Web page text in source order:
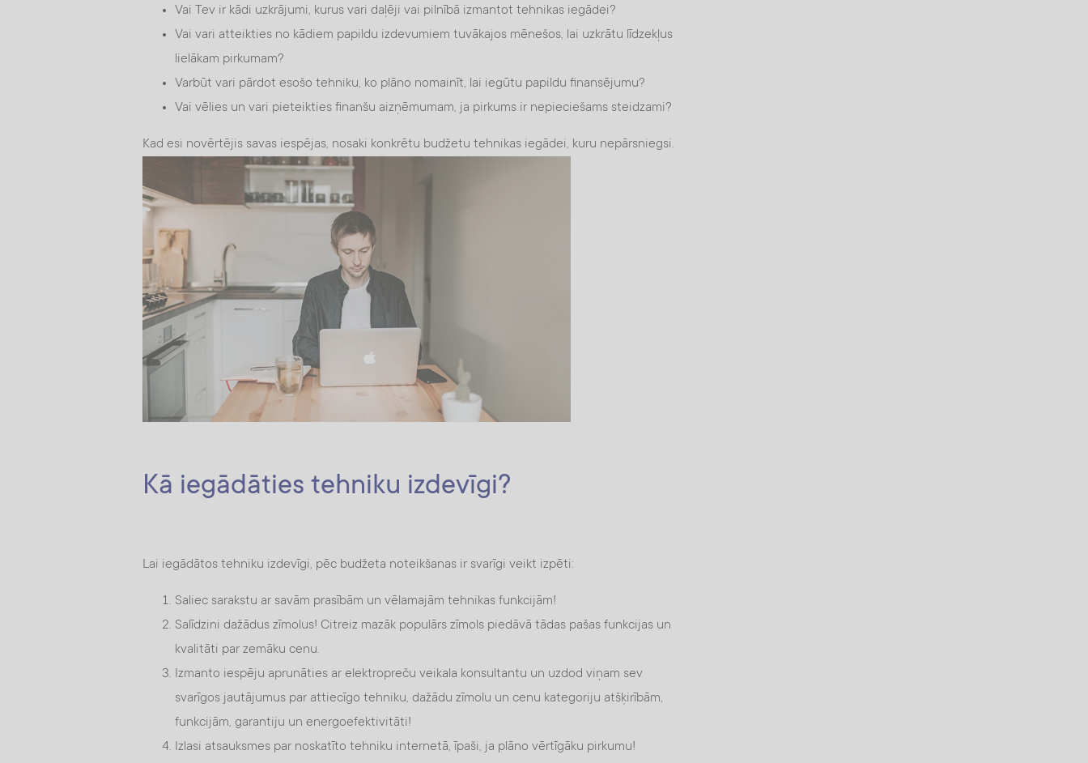
Vai Tev ir kādi uzkrājumi, kurus vari daļēji vai pilnībā izmantot tehnikas iegādei?
Vai vari atteikties no kādiem papildu izdevumiem tuvākajos mēnešos, lai uzkrātu līdzekļus
lielākam pirkumam?
Varbūt vari pārdot esošo tehniku, ko plāno nomainīt, lai iegūtu papildu finansējumu?
Vai vēlies un vari pieteikties finanšu aizņēmumam, ja pirkums ir nepieciešams steidzami?
Kad esi novērtējis savas iespējas, nosaki konkrētu budžetu tehnikas iegādei, kuru nepārsniegsi.
Kā iegādāties tehniku izdevīgi?
Lai iegādātos tehniku izdevīgi, pēc budžeta noteikšanas ir svarīgi veikt izpēti:
Saliec sarakstu ar savām prasībām un vēlamajām tehnikas funkcijām!
Salīdzini dažādus zīmolus! Citreiz mazāk populārs zīmols piedāvā tādas pašas funkcijas un
kvalitāti par zemāku cenu.
Izmanto iespēju aprunāties ar elektropreču veikala konsultantu un uzdod viņam sev
svarīgos jautājumus par attiecīgo tehniku, dažādu zīmolu un cenu kategoriju atšķirībām,
funkcijām, garantiju un energoefektivitāti!
Izlasi atsauksmes par noskatīto tehniku internetā, īpaši, ja plāno vērtīgāku pirkumu!